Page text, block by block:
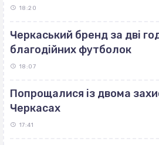
18:20
Черкаський бренд за дві
благодійних футболок
18:07
Попрощалися із двома
Черкасах
17:41